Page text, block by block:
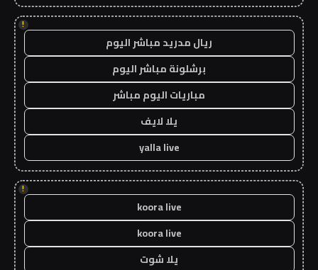
!
ريال مدريد مباشر اليوم
برشلونة مباشر اليوم
مباريات اليوم مباشر
يلا لايف
yalla live
!
koora live
koora live
يلا شوت